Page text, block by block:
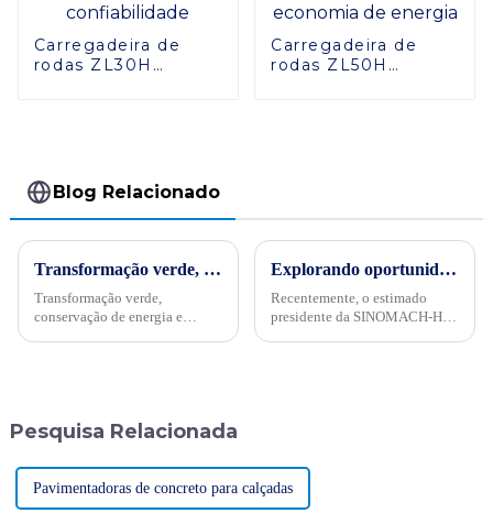
Carregadeira de
rodas ZL30H
Carregadeira de
rodas ZL50H
Blog Relacionado
Transformação verde, conservação de energia e trabalho árduoPor ocasião da “34ª Semana Publicitária de Conservação de Energia” nacional de 2024, no dia 15 de maio, empresas internacionais realizaram projetos de energia
Transformação verde,
conservação de energia e
Explorando oportunidades no Sudeste Asiático
Recentemente, o estimado
presidente da SINOMACH-HI,
Pesquisa Relacionada
Pavimentadoras de concreto para calçadas